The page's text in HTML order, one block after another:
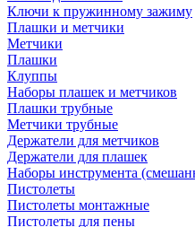
Ключи к пружинному зажиму
Плашки и метчики
Метчики
Плашки
Клуппы
Наборы плашек и метчиков
Плашки трубные
Метчики трубные
Держатели для метчиков
Держатели для плашек
Наборы инструмента
Пистолеты
Пистолеты монтажные
Пистолеты для пены